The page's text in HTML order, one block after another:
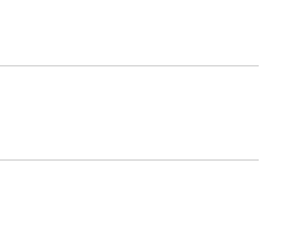
компании DENWIN на